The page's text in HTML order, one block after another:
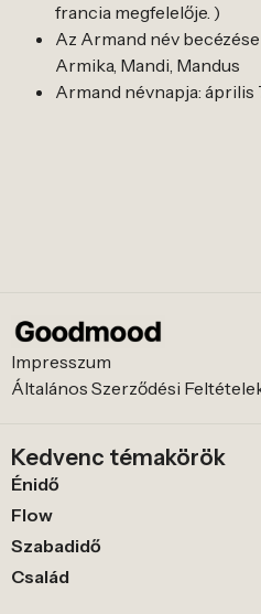
francia megfelelője. )
Az Armand név
Armika, Mandi, Mandus
Armand névnapja: április
Impresszum
Általános Szerződési
Kedvenc témakörök
Énidő
Flow
Szabadidő
Család